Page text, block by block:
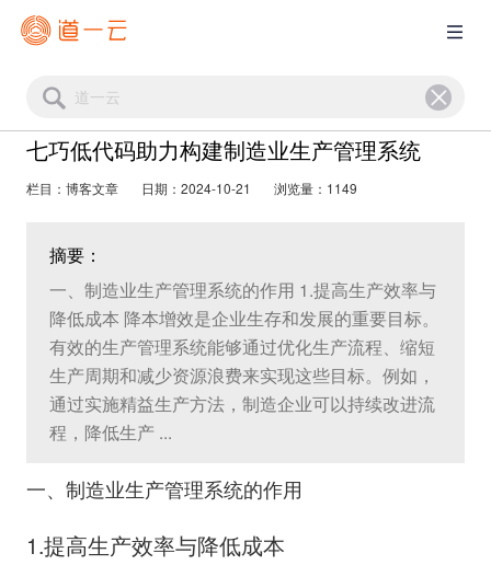
七巧低代码助力构建制造业生产管理系统
栏目：博客文章 日期：2024-10-21 浏览量：1149
摘要：
一、制造业生产管理系统的作用 1.提高生产效率与
降低成本 降本增效是企业生存和发展的重要目标。
有效的生产管理系统能够通过优化生产流程、缩短
生产周期和减少资源浪费来实现这些目标。例如，
通过实施精益生产方法，制造企业可以持续改进流
程，降低生产 ...
一、制造业生产管理系统的作用
1.提高生产效率与降低成本